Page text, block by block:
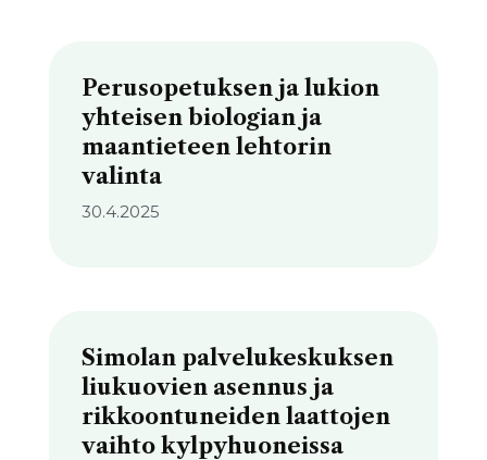
Perusopetuksen ja lukion
yhteisen biologian ja
maantieteen lehtorin
valinta
30.4.2025
Simolan palvelukeskuksen
liukuovien asennus ja
rikkoontuneiden laattojen
vaihto kylpyhuoneissa